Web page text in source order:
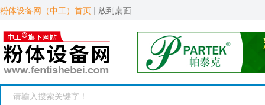
粉体设备网（中工）首页 | 放到桌面